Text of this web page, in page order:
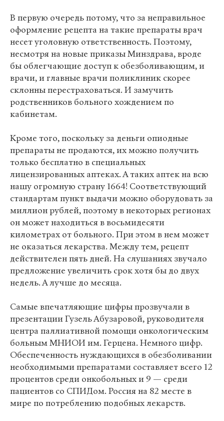
В первую очередь потому, что за неправильное
оформление рецепта на такие препараты врач
несет уголовную ответственность. Поэтому,
несмотря на новые приказы Минздрава, вроде
бы облегчающие доступ к обезболивающим, и
врачи, и главные врачи поликлиник скорее
склонны перестраховаться. И замучить
родственников больного хождением по
кабинетам.
Кроме того, поскольку за деньги опиодные
препараты не продаются, их можно получить
только бесплатно в специальных
лицензированных аптеках. А таких аптек на всю
нашу огромную страну 1664! Соответствующий
стандартам пункт выдачи можно оборудовать за
миллион рублей, поэтому в некоторых регионах
он может находиться в восьмидесяти
километрах от больного. При этом в нем может
не оказаться лекарства. Между тем, рецепт
действителен пять дней. На слушаниях звучало
предложение увеличить срок хотя бы до двух
недель. А лучше до месяца.
Самые впечатляющие цифры прозвучали в
презентации Гузель Абузаровой, руководителя
центра паллиативной помощи онкологическим
больным МНИОИ им. Герцена. Немного цифр.
Обеспеченность нуждающихся в обезболивании
необходимыми препаратами составляет всего 12
процентов среди онкобольных и 9 — среди
пациентов со СПИДом. Россия на 82 месте в
мире по потреблению подобных лекарств.